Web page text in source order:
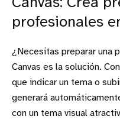
Canvas: Crea
profesionales
¿Necesitas preparar una
Canvas es la solución.
que indicar un tema o
generará
con un tema visual